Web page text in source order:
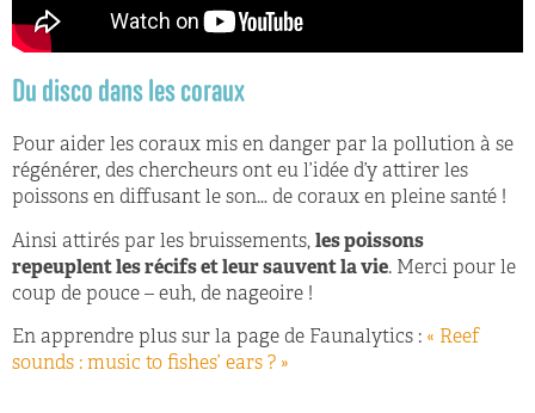
Du disco dans les coraux
Pour aider les coraux mis en danger par la pollution à se
régénérer, des chercheurs ont eu l’idée d’y attirer les
poissons en diffusant le son… de coraux en pleine santé !
Ainsi attirés par les bruissements, les poissons
repeuplent les récifs et leur sauvent la vie. Merci pour le
coup de pouce – euh, de nageoire !
En apprendre plus sur la page de Faunalytics : « Reef
sounds : music to fishes’ ears ? »